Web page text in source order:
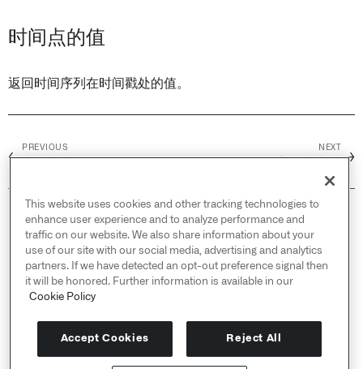
时间点的值
返回时间序列在时间戳处的值。
←
PREVIOUS NEXT
→
© 2026 Palantir Technologies Inc. All rights
reserved.
Cookies Statement ↗
Privacy Statement ↗
Terms of Use ↗
Do Not Sell or Share My Personal Information
This website uses cookies and other tracking technologies to
enhance user experience and to analyze performance and
traffic on our website. We also share information about your
use of our site with our social media, advertising and analytics
partners. If we have detected an opt-out preference signal then
it will be honored. Further information is available in our
Cookie Policy
Accept Cookies Reject All